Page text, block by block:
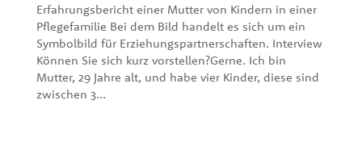
Erfahrungsbericht einer Mutter von Kindern in einer
Pflegefamilie Bei dem Bild handelt es sich um ein
Symbolbild für Erziehungspartnerschaften. ​Interview
Können Sie sich kurz vorstellen?Gerne. Ich bin
Mutter, 29 Jahre alt, und habe vier Kinder, diese sind
zwischen 3...